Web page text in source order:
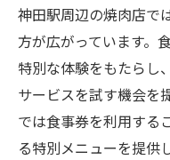
神田駅周辺の焼肉店で
方が広がっています。
特別な体験をもたらし
サービスを試す機会を
では食事券を利用する
る特別メニューを提供